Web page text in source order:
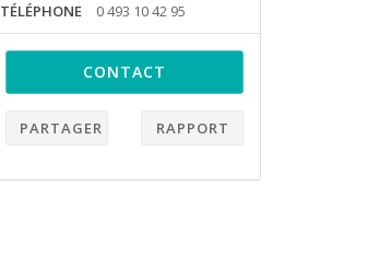
TÉLÉPHONE 0 493 10 42 95
CONTACT
PARTAGER RAPPORT